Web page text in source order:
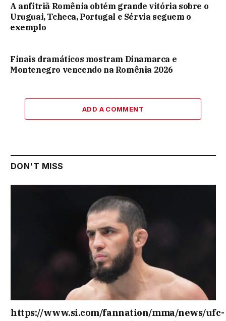
A anfitriã Romênia obtém grande vitória sobre o
Uruguai, Tcheca, Portugal e Sérvia seguem o
exemplo
Finais dramáticos mostram Dinamarca e
Montenegro vencendo na Romênia 2026
ADD A COMMENT
DON'T MISS
https://www.si.com/fannation/mma/news/ufc-